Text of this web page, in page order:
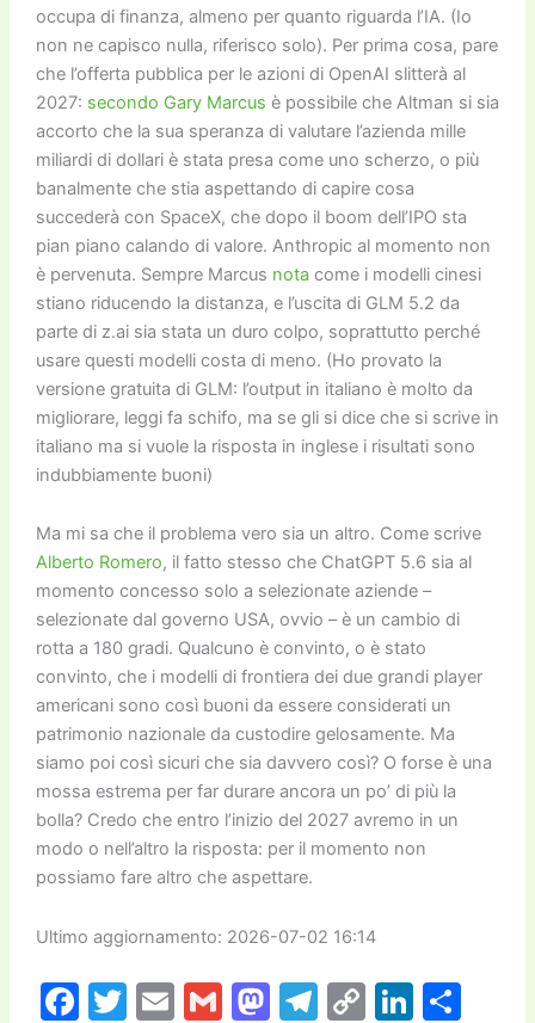
occupa di finanza, almeno per quanto riguarda l’IA. (Io
non ne capisco nulla, riferisco solo). Per prima cosa, pare
che l’offerta pubblica per le azioni di OpenAI slitterà al
2027: secondo Gary Marcus è possibile che Altman si sia
accorto che la sua speranza di valutare l’azienda mille
miliardi di dollari è stata presa come uno scherzo, o più
banalmente che stia aspettando di capire cosa
succederà con SpaceX, che dopo il boom dell’IPO sta
pian piano calando di valore. Anthropic al momento non
è pervenuta. Sempre Marcus nota come i modelli cinesi
stiano riducendo la distanza, e l’uscita di GLM 5.2 da
parte di z.ai sia stata un duro colpo, soprattutto perché
usare questi modelli costa di meno. (Ho provato la
versione gratuita di GLM: l’output in italiano è molto da
migliorare, leggi fa schifo, ma se gli si dice che si scrive in
italiano ma si vuole la risposta in inglese i risultati sono
indubbiamente buoni)
Ma mi sa che il problema vero sia un altro. Come scrive
Alberto Romero, il fatto stesso che ChatGPT 5.6 sia al
momento concesso solo a selezionate aziende –
selezionate dal governo USA, ovvio – è un cambio di
rotta a 180 gradi. Qualcuno è convinto, o è stato
convinto, che i modelli di frontiera dei due grandi player
americani sono così buoni da essere considerati un
patrimonio nazionale da custodire gelosamente. Ma
siamo poi così sicuri che sia davvero così? O forse è una
mossa estrema per far durare ancora un po’ di più la
bolla? Credo che entro l’inizio del 2027 avremo in un
modo o nell’altro la risposta: per il momento non
possiamo fare altro che aspettare.
Ultimo aggiornamento: 2026-07-02 16:14
F T E G M T C Li C